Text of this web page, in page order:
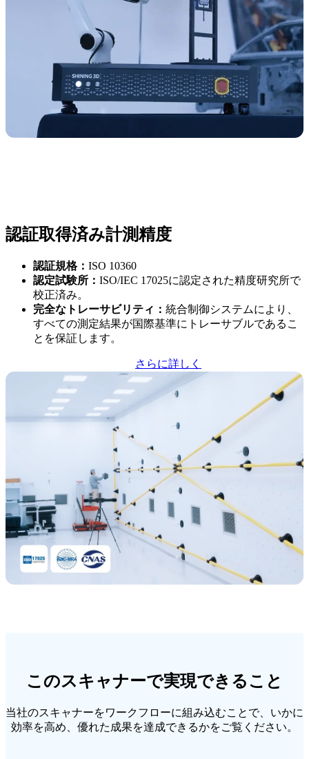
認証取得済み計測精度
認証規格： ISO 10360
認定試験所： ISO/IEC 17025に認定された精度研究所で
校正済み。
完全なトレーサビリティ： 統合制御システムにより、
すべての測定結果が国際基準にトレーサブルであるこ
とを保証します。
さらに詳しく
このスキャナーで実現できること
当社のスキャナーをワークフローに組み込むことで、いかに
効率を高め、優れた成果を達成できるかをご覧ください。